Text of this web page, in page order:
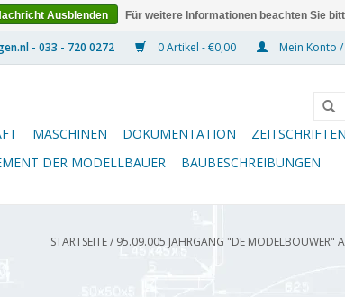
0 Artikel - €0,00 Mein Konto
MASCHINEN DOKUMENTATION
ZEITSCHRIFTEN
DER MODELLBAUER BAUBESCHREIBUNGEN
STARTSEITE/ 95.09.005 JAHRGANG "DE MODELBOUWER"
Ausblenden Für weitere Informationen beachten Sie